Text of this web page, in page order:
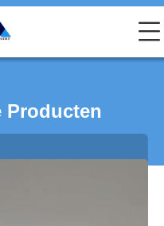
Producten